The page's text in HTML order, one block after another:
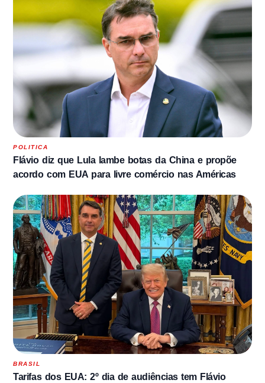
POLITICA
Flávio diz que Lula lambe botas da China e propõe
acordo com EUA para livre comércio nas Américas
BRASIL
Tarifas dos EUA: 2º dia de audiências tem Flávio